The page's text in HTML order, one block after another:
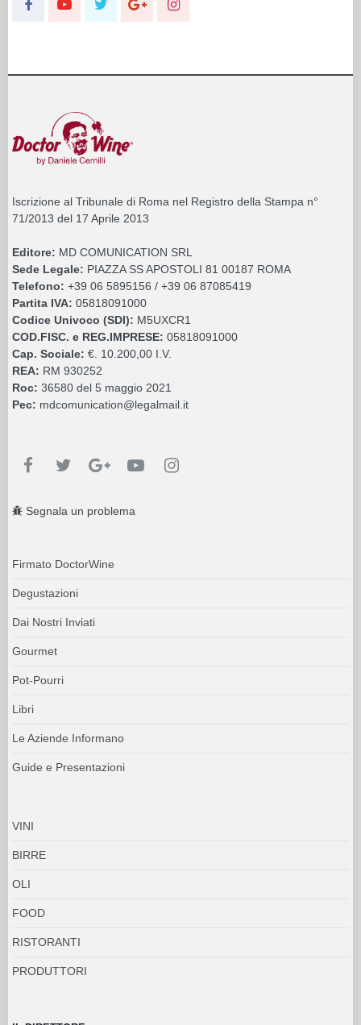
Iscrizione al Tribunale di Roma nel Registro della Stampa n°
71/2013 del 17 Aprile 2013
Editore: MD COMUNICATION SRL
Sede Legale: PIAZZA SS APOSTOLI 81 00187 ROMA
Telefono: +39 06 5895156 / +39 06 87085419
Partita IVA: 05818091000
Codice Univoco (SDI): M5UXCR1
COD.FISC. e REG.IMPRESE: 05818091000
Cap. Sociale: €. 10.200,00 I.V.
REA: RM 930252
Roc: 36580 del 5 maggio 2021
Pec: mdcomunication@legalmail.it
Segnala un problema
Firmato DoctorWine
Degustazioni
Dai Nostri Inviati
Gourmet
Pot-Pourri
Libri
Le Aziende Informano
Guide e Presentazioni
VINI
BIRRE
OLI
FOOD
RISTORANTI
PRODUTTORI